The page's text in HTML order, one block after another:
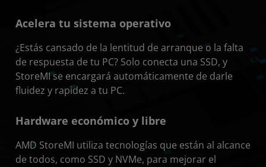
Acelera tu sistema operativo
¿Estás cansado de la lentitud de arranque o la falta
de respuesta de tu PC? Solo conecta una SSD, y
StoreMI se encargará automáticamente de darle
fluidez y rapidez a tu PC.
Hardware económico y libre
AMD StoreMI utiliza tecnologías que están al alcance
de todos, como SSD y NVMe, para mejorar el